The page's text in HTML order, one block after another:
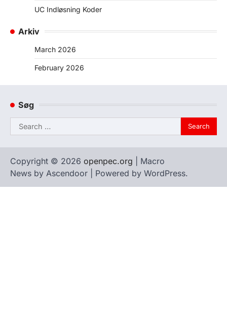
UC Indløsning Koder
Arkiv
March 2026
February 2026
Søg
Search
for:
Copyright © 2026 openpec.org | Macro
News by Ascendoor | Powered by WordPress.